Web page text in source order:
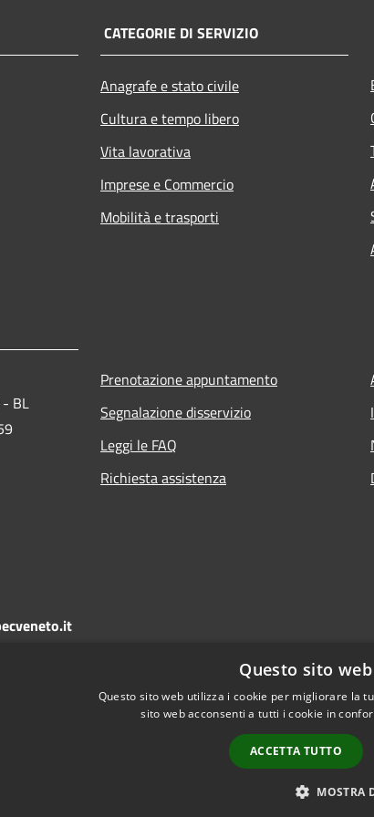
CATEGORIE DI SERVIZIO
Anagrafe e stato civile
Cultura e tempo libero
Vita lavorativa
Imprese e Commercio
Mobilità e trasporti
BL
Prenotazione appuntamento
Segnalazione disservizio
Leggi le FAQ
Richiesta assistenza
Questo sito
Questo sito web utilizza i cookie per migliorare la
sito web acconsenti a tutti i cookie in
ACCETTA TUTTO
MOSTRA